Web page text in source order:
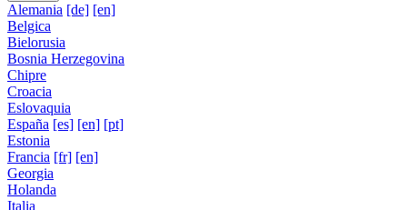
Alemania [de] [en]
Belgica
Bielorusia
Bosnia Herzegovina
Chipre
Croacia
Eslovaquia
España [es] [en] [pt]
Estonia
Francia [fr] [en]
Georgia
Holanda
Italia